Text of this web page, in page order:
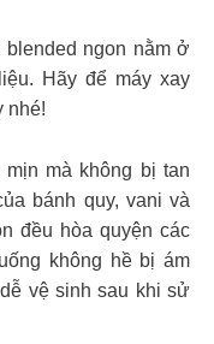
blended ngon nằm ở
Hãy để máy xay
nhé!
mà không bị tan
bánh quy, vani và
đều hòa quyện các
không hề bị ám
vệ sinh sau khi sử